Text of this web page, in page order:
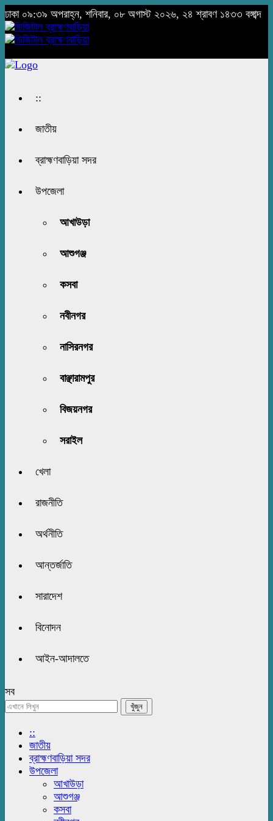
ঢাকা ০৯:৩৯ অপরাহ্ন, শনিবার, ০৮ অগাস্ট ২০২৬, ২৪ শ্রাবণ ১৪৩৩ বঙ্গাব্দ
::
জাতীয়
ব্রাহ্মণবাড়িয়া সদর
উপজেলা
আখাউড়া
আশুগঞ্জ
কসবা
নবীনগর
নাসিরনগর
বাঞ্ছারামপুর
বিজয়নগর
সরাইল
খেলা
রাজনীতি
অর্থনীতি
আন্তর্জাতি
সারাদেশ
বিনোদন
আইন-আদালতে
সব
::
জাতীয়
ব্রাহ্মণবাড়িয়া সদর
উপজেলা
আখাউড়া
আশুগঞ্জ
কসবা